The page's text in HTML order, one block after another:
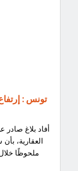
العقارية،